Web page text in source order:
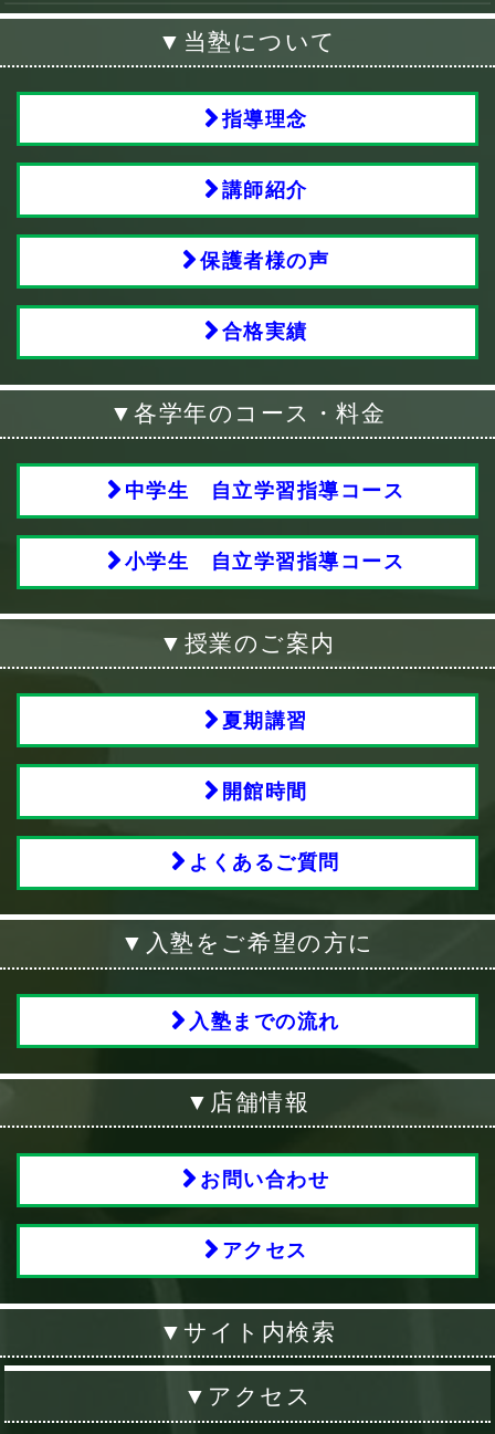
▼当塾について
指導理念
講師紹介
保護者様の声
合格実績
▼各学年のコース・料金
中学生 自立学習指導コース
小学生 自立学習指導コース
▼授業のご案内
夏期講習
開館時間
よくあるご質問
▼入塾をご希望の方に
入塾までの流れ
▼店舗情報
お問い合わせ
アクセス
▼サイト内検索
▼アクセス